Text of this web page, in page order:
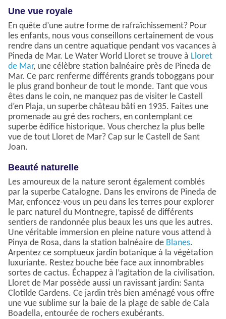
Une vue royale
En quête d’une autre forme de rafraîchissement? Pour
les enfants, nous vous conseillons certainement de vous
rendre dans un centre aquatique pendant vos vacances à
Pineda de Mar. Le Water World Lloret se trouve à Lloret
de Mar, une célèbre station balnéaire près de Pineda de
Mar. Ce parc renferme différents grands toboggans pour
le plus grand bonheur de tout le monde. Tant que vous
êtes dans le coin, ne manquez pas de visiter le Castell
d’en Plaja, un superbe château bâti en 1935. Faites une
promenade au gré des rochers, en contemplant ce
superbe édifice historique. Vous cherchez la plus belle
vue de tout Lloret de Mar? Cap sur le Castell de Sant
Joan.
Beauté naturelle
Les amoureux de la nature seront également comblés
par la superbe Catalogne. Dans les environs de Pineda de
Mar, enfoncez-vous un peu dans les terres pour explorer
le parc naturel du Montnegre, tapissé de différents
sentiers de randonnée plus beaux les uns que les autres.
Une véritable immersion en pleine nature vous attend à
Pinya de Rosa, dans la station balnéaire de Blanes.
Arpentez ce somptueux jardin botanique à la végétation
luxuriante. Restez bouche bée face aux innombrables
sortes de cactus. Échappez à l’agitation de la civilisation.
Lloret de Mar possède aussi un ravissant jardin: Santa
Clotilde Gardens. Ce jardin très bien aménagé vous offre
une vue sublime sur la baie de la plage de sable de Cala
Boadella, entourée de rochers exubérants.